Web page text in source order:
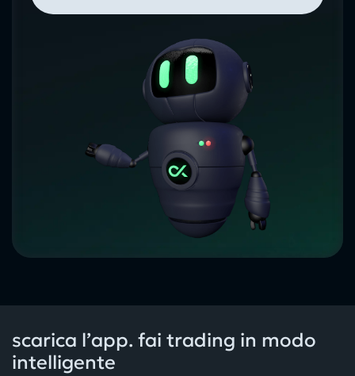
scarica l’app. fai trading in modo
intelligente